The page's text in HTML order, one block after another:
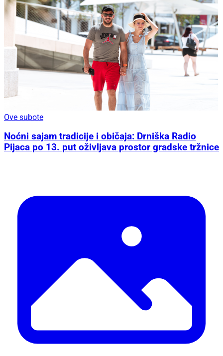
Ove subote
Noćni sajam tradicije i običaja: Drniška Radio
Pijaca po 13. put oživljava prostor gradske tržnice